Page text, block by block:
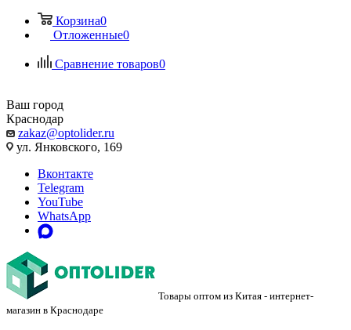
Корзина0
Отложенные0
Сравнение товаров0
Ваш город
Краснодар
zakaz@optolider.ru
ул. Янковского, 169
Вконтакте
Telegram
YouTube
WhatsApp
Товары оптом из Китая - интернет-
магазин в Краснодаре